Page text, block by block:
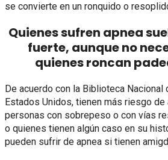
se convierte en un ronquido o
Quienes sufren apnea
fuerte, aunque no
quienes roncan
De acuerdo con la Biblioteca Nacional
Estados Unidos, tienen más riesgo
personas con sobrepeso o con vías
o quienes tienen algún caso en su
pueden sufrir de apnea si tienen